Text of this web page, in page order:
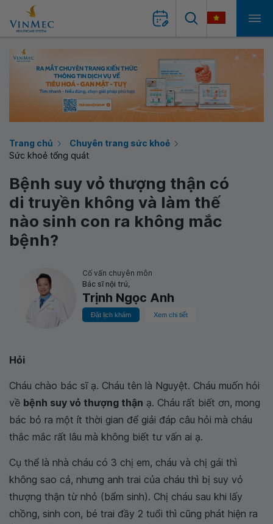
Trang chủ
Chuyên trang sức khoẻ
Sức khoẻ tổng quát
Bệnh suy vỏ thượng thận có
di truyền không và làm thế
nào sinh con ra không mắc
bệnh?
Cố vấn chuyên môn
Bác sĩ nội trú,
Trịnh Ngọc Anh
Đặt lịch khám Xem chi tiết
Hỏi
Cháu chào bác sĩ ạ. Cháu tên là Nguyệt. Cháu muốn hỏi
về bệnh suy vỏ thượng thận ạ. Cháu rất biết ơn, mong
bác bỏ ra một ít thời gian để giải đáp câu hỏi mà cháu
thắc mắc rất lâu mà không biết tư vấn ai ạ.
Cụ thể là nhà cháu có 3 chị em, cháu và chị gái thì
không sao cả, nhưng anh trai của cháu thì bị suy vỏ
thượng thận từ nhỏ (bẩm sinh). Chị cháu sau khi lấy
chồng, sinh con, bé trai đầy 2 tuổi thì cũng phát hiện ra